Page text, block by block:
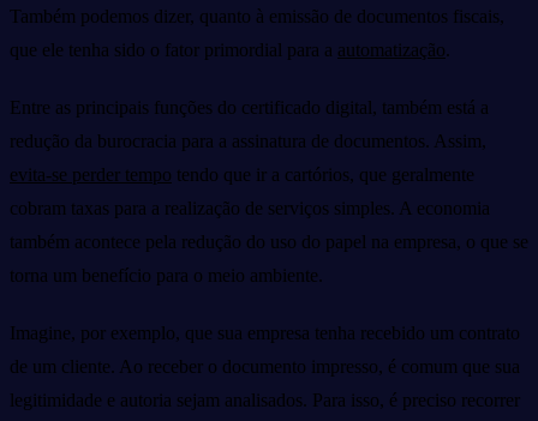
Também podemos dizer, quanto à emissão de documentos fiscais,
que ele tenha sido o fator primordial para a automatização.
Entre as principais funções do certificado digital, também está a
redução da burocracia para a assinatura de documentos. Assim,
evita-se perder tempo tendo que ir a cartórios, que geralmente
cobram taxas para a realização de serviços simples. A economia
também acontece pela redução do uso do papel na empresa, o que se
torna um benefício para o meio ambiente.
Imagine, por exemplo, que sua empresa tenha recebido um contrato
de um cliente. Ao receber o documento impresso, é comum que sua
legitimidade e autoria sejam analisados. Para isso, é preciso recorrer